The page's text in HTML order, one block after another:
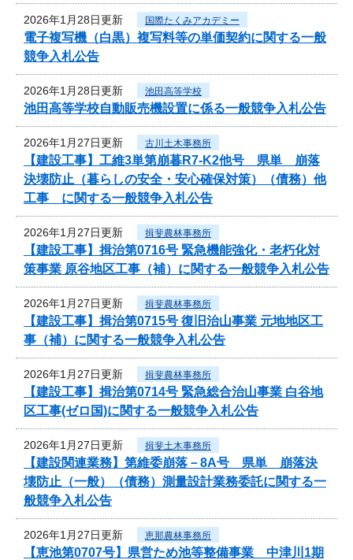
2026年1月28日更新 国際たくみアカデミー
電子複写機（白黒）複写料等の単価契約に関する一般
競争入札公告
2026年1月28日更新 池田高等学校
池田高等学校自動販売機設置に係る一般競争入札公告
2026年1月27日更新 古川土木事務所
【建設工事】工維3単第崩暮R7-K2他号 県単 崩落
決壊防止（暮らしの安全・安心確保対策）（債務）他
工事 に関する一般競争入札公告
2026年1月27日更新 揖斐農林事務所
【建設工事】揖治第0716号 緊急機能強化・老朽化対
策事業 原谷地区工事（補）に関する一般競争入札公告
2026年1月27日更新 揖斐農林事務所
【建設工事】揖治第0715号 復旧治山事業 元地地区工
事（補）に関する一般競争入札公告
2026年1月27日更新 揖斐農林事務所
【建設工事】揖治第0714号 緊急総合治山事業 白谷地
区工事(ゼロ国)に関する一般競争入札公告
2026年1月27日更新 揖斐土木事務所
【建設関連業務】第維委崩落－8A号 県単 崩落決
壊防止（一般）（債務）測量設計業務委託に関する一
般競争入札公告
2026年1月27日更新 恵那農林事務所
【恵池第0707号】県営ため池等整備事業 中津川1期